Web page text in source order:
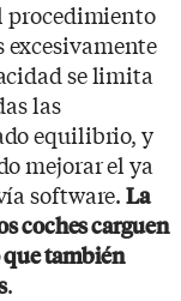
procedimiento
excesivamente
se limita
las
equilibrio, y
mejorar el ya
software.La
coches carguen
que también
.